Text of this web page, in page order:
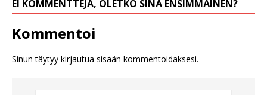
EI KOMMENTTEJA, OLETKO SINÄ ENSIMMÄINEN?
Kommentoi
Sinun täytyy kirjautua sisään kommentoidaksesi.